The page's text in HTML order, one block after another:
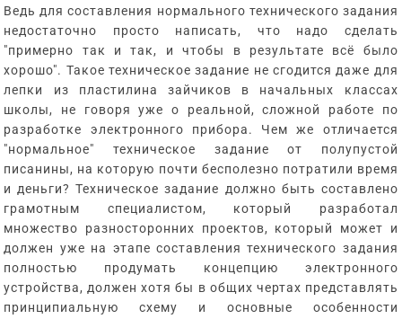
Ведь для составления нормального технического задания
недостаточно просто написать, что надо сделать
"примерно так и так, и чтобы в результате всё было
хорошо". Такое техническое задание не сгодится даже для
лепки из пластилина зайчиков в начальных классах
школы, не говоря уже о реальной, сложной работе по
разработке электронного прибора. Чем же отличается
"нормальное" техническое задание от полупустой
писанины, на которую почти бесполезно потратили время
и деньги? Техническое задание должно быть составлено
грамотным специалистом, который разработал
множество разносторонних проектов, который может и
должен уже на этапе составления технического задания
полностью продумать концепцию электронного
устройства, должен хотя бы в общих чертах представлять
принципиальную схему и основные особенности